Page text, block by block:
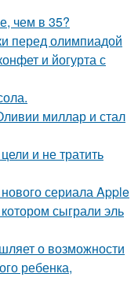
чем в 35?
перед олимпиадой
и йогурта с
миллар и стал
и не тратить
сериала Apple
сыграли эль
о возможности
ребенка,